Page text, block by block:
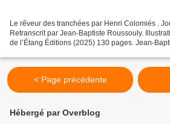
Le rêveur des tranchées par Henri Colomiés .
Retranscrit par Jean-Baptiste Roussouly.
de l’Étang Éditions (2025) 130 pages. Jean-
< Page précédente
Hébergé par Overblog